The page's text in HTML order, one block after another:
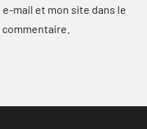
mail et mon site dans le